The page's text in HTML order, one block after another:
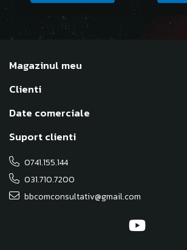
Magazinul meu
Clienti
Date comerciale
Suport clienti
0741.155.144
031.710.7200
bbcomconsultativ@gmail.com